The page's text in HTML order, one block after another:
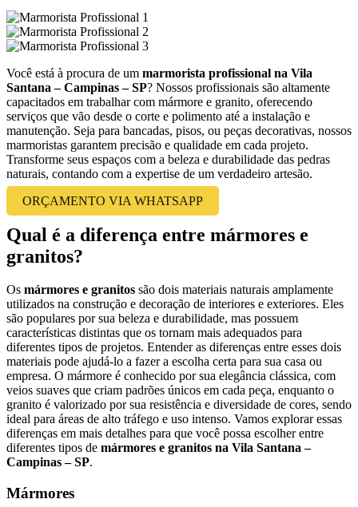
Você está à procura de um marmorista profissional na Vila
Santana – Campinas – SP? Nossos profissionais são altamente
capacitados em trabalhar com mármore e granito, oferecendo
serviços que vão desde o corte e polimento até a instalação e
manutenção. Seja para bancadas, pisos, ou peças decorativas, nossos
marmoristas garantem precisão e qualidade em cada projeto.
Transforme seus espaços com a beleza e durabilidade das pedras
naturais, contando com a expertise de um verdadeiro artesão.
ORÇAMENTO VIA WHATSAPP
Qual é a diferença entre mármores e
granitos?
Os mármores e granitos são dois materiais naturais amplamente
utilizados na construção e decoração de interiores e exteriores. Eles
são populares por sua beleza e durabilidade, mas possuem
características distintas que os tornam mais adequados para
diferentes tipos de projetos. Entender as diferenças entre esses dois
materiais pode ajudá-lo a fazer a escolha certa para sua casa ou
empresa. O mármore é conhecido por sua elegância clássica, com
veios suaves que criam padrões únicos em cada peça, enquanto o
granito é valorizado por sua resistência e diversidade de cores, sendo
ideal para áreas de alto tráfego e uso intenso. Vamos explorar essas
diferenças em mais detalhes para que você possa escolher entre
diferentes tipos de mármores e granitos na Vila Santana –
Campinas – SP.
Mármores